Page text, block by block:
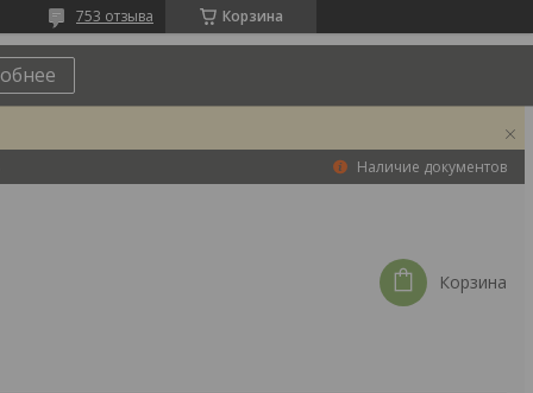
Корзина
753 отзыва
Наличие документов
Корзина